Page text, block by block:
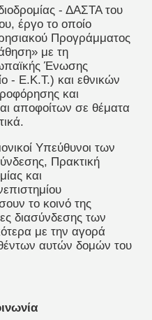
- ΔΑΣΤΑ του
έργο το οποίο
Προγράμματος
με τη
Ένωσης
- Ε.Κ.Τ.) και εθνικών
και
αποφοίτων σε θέματα
Υπεύθυνοι των
Πρακτική
και
το κοινό της
διασύνδεσης των
με την αγορά
αυτών δομών του